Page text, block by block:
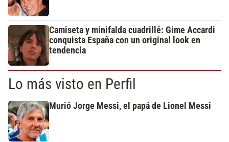
Camiseta y minifalda cuadrillé: Gime Accardi
conquista España con un original look en
tendencia
Lo más visto en Perfil
Murió Jorge Messi, el papá de Lionel Messi